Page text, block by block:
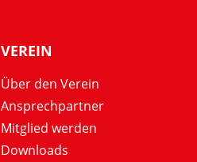
VEREIN
Über den Verein
Ansprechpartner
Mitglied werden
Downloads